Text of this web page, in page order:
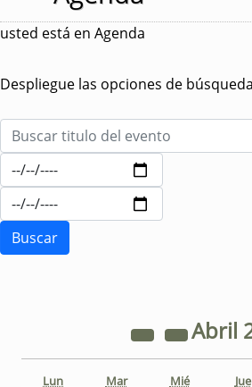
usted está en Agenda
Despliegue las opciones de
Abril
Lun Mar Mié Jue